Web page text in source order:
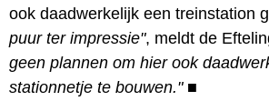
ook daadwerkelijk een treinstation
puur ter impressie", meldt de
geen plannen om hier ook
stationnetje te bouwen." ■